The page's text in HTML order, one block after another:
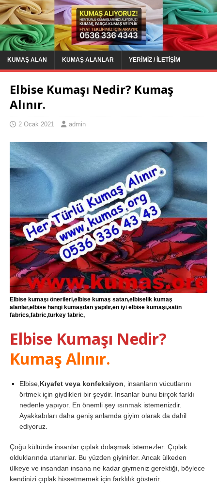
KUMAŞ ALAN KUMAŞ ALANLAR YERIMIZ / İLETIŞIM
Elbise Kumaşı Nedir? Kumaş
Alınır.
2 Ocak 2021 admin
Elbise kumaşı önerileri,elbise kumaş satan,elbiselik kumaş
alanlar,elbise hangi kumaşdan yapılır,en iyi elbise kumaşı,satin
fabrics,fabric,turkey fabric,
Elbise Kumaşı Nedir?
Kumaş Alınır.
Elbise, Kıyafet veya konfeksiyon , insanların vücutlarını
örtmek için giydikleri bir şeydir. İnsanlar bunu birçok farklı
nedenle yapıyor. En önemli şey ısınmak istemenizdir.
Ayakkabıları daha geniş anlamda giyim olarak da dahil
ediyoruz.
Çoğu kültürde insanlar çıplak dolaşmak istemezler: Çıplak
olduklarında utanırlar. Bu yüzden giyinirler. Ancak ülkeden
ülkeye ve insandan insana ne kadar giymeniz gerektiği, böylece
kendinizi çıplak hissetmemek için farklılık gösterir.